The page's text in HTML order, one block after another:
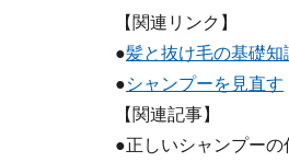
【関連リンク】
●髪と抜け毛の基礎知
●シャンプーを見直す
【関連記事】
●正しいシャンプーの